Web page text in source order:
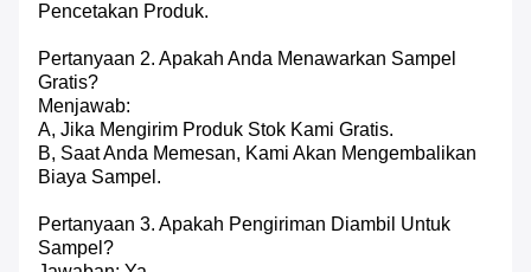
Pencetakan Produk.
Pertanyaan 2. Apakah Anda Menawarkan Sampel
Gratis?
Menjawab:
A, Jika Mengirim Produk Stok Kami Gratis.
B, Saat Anda Memesan, Kami Akan Mengembalikan
Biaya Sampel.
Pertanyaan 3. Apakah Pengiriman Diambil Untuk
Sampel?